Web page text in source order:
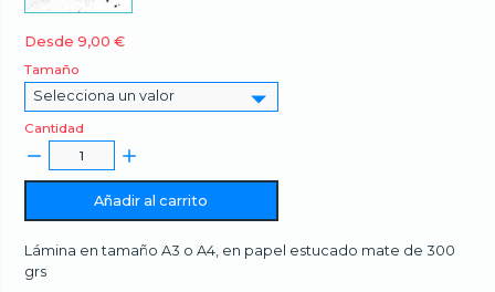
Desde 9,00 €
Tamaño
Selecciona un valor
Cantidad
Añadir al carrito
Lámina en tamaño A3 o A4, en papel estucado mate de 300
grs